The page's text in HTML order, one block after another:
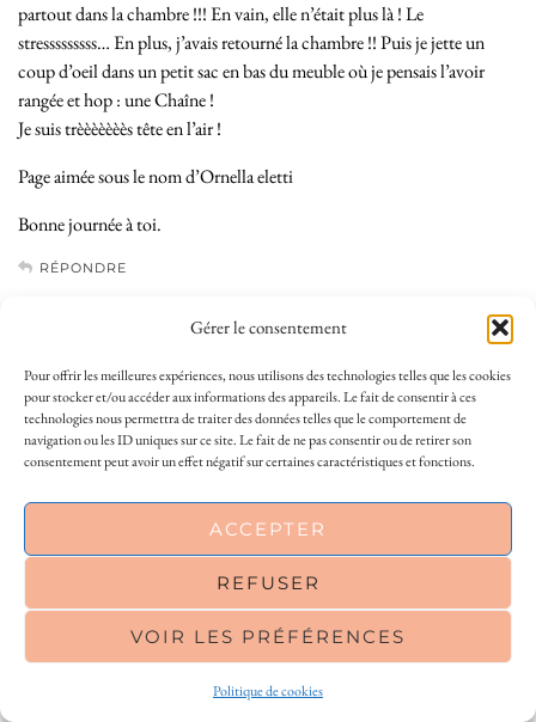
This site uses cookies to deliver its services
agree to its use of cookies. Learn more
OK
Gérer le consentement
Pour offrir les meilleures expériences, nous utilisons des technologies telles que les cookies
pour stocker et/ou accéder aux informations des appareils. Le fait de consentir à ces
technologies nous permettra de traiter des données telles que le comportement de
navigation ou les ID uniques sur ce site. Le fait de ne pas consentir ou de retirer son
consentement peut avoir un effet négatif sur certaines caractéristiques et fonctions.
ACCEPTER
REFUSER
VOIR LES PRÉFÉRENCES
Politique de cookies
partout dans la chambre !!! En vain, elle n’était plus là ! Le
stresssssssss… En plus, j’avais retourné la chambre !! Puis je jette un
coup d’oeil dans un petit sac en bas du meuble où je pensais l’avoir
rangée et hop : une Chaîne !
Je suis trèèèèèèès tête en l’air !
Page aimée sous le nom d’Ornella eletti
Bonne journée à toi.
RÉPONDRE
bonjour et merci pour ce chouette concours je participe volontiers je
croise fort les doigts
je suis fan de la page facebook : ocelinealex soleill
m’avait offert une très jolie gourmette où il y avait gravé mon prenom
et son prénom cela remonte a 10 ans et je l’ai toujours a mon poignet!!
bonne journée!!
RÉPONDRE
8 AVRIL 2013 / 11 H 20 MIN